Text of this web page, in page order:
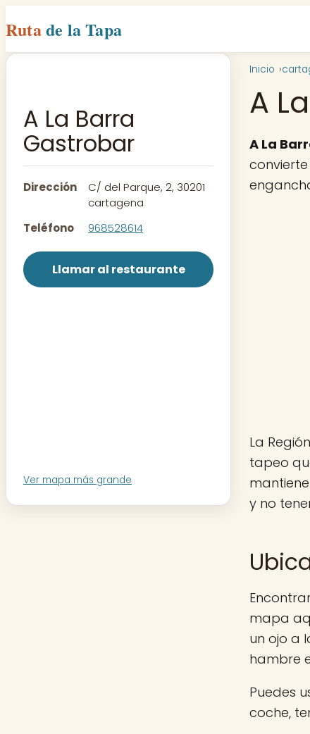
Rutade la Tapa
A La Barra
Gastrobar
Dirección
C/ del Parque, 2, 30201
cartagena
Teléfono
968528614
Llamar al restaurante
Ver mapa más grande
Inicio
A
A La
La
tapeo
y no
mapa
un ojo a
hambre
Puedes
coche,